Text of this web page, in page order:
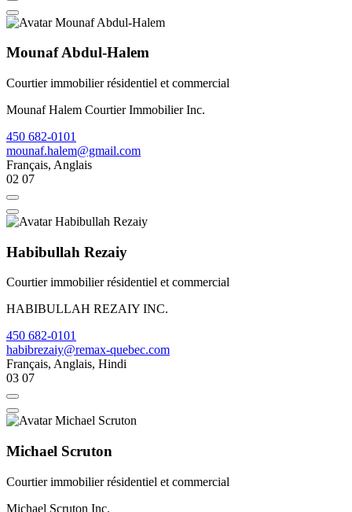
Mounaf Abdul-Halem
Courtier immobilier résidentiel et commercial
Mounaf Halem Courtier Immobilier Inc.
450 682-0101
mounaf.halem@gmail.com
Français, Anglais
02 07
Habibullah Rezaiy
Courtier immobilier résidentiel et commercial
HABIBULLAH REZAIY INC.
450 682-0101
habibrezaiy@remax-quebec.com
Français, Anglais, Hindi
03 07
Michael Scruton
Courtier immobilier résidentiel et commercial
Michael Scruton Inc.